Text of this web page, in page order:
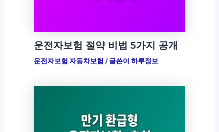
운전자보험 절약 비법 5가지 공개
운전자보험 자동차보험 / 글쓴이 하루정보